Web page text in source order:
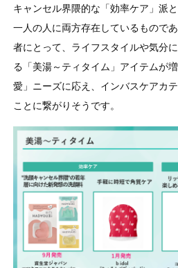
キャンセル界隈的な「効率ケア」派
一人の人に両方存在しているもので
者にとって、ライフスタイルや気分
る「美湯～ティタイム」アイテムが
愛」ニーズに応え、インバスケアカ
ことに繋がりそうです。